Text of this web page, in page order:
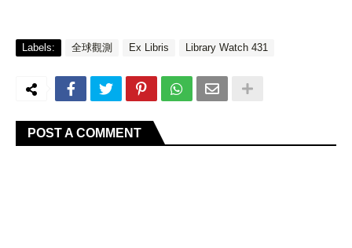
Labels: 全球觀測 Ex Libris Library Watch 431
POST A COMMENT